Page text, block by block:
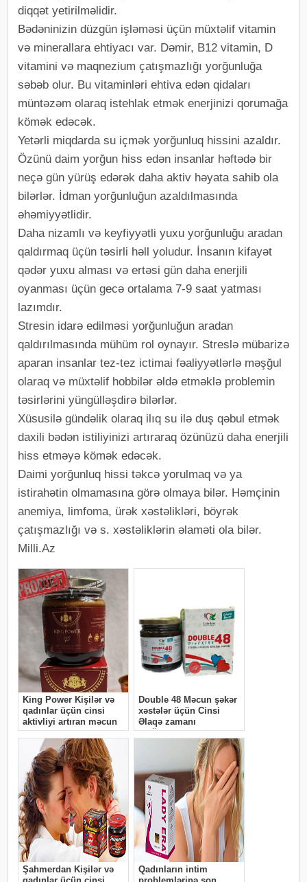
diqqət yetirilməlidir.
Bədəninizin düzgün işləməsi üçün müxtəlif vitamin
və minerallara ehtiyacı var. Dəmir, B12 vitamin, D
vitamini və maqnezium çatışmazlığı yorğunluğa
səbəb olur. Bu vitaminləri ehtiva edən qidaları
müntəzəm olaraq istehlak etmək enerjinizi qorumağa
kömək edəcək.
Yetərli miqdarda su içmək yorğunluq hissini azaldır.
Özünü daim yorğun hiss edən insanlar həftədə bir
neçə gün yürüş edərək daha aktiv həyata sahib ola
bilərlər. İdman yorğunluğun azaldılmasında
əhəmiyyətlidir.
Daha nizamlı və keyfiyyətli yuxu yorğunluğu aradan
qaldırmaq üçün təsirli həll yoludur. İnsanın kifayət
qədər yuxu alması və ertəsi gün daha enerjili
oyanması üçün gecə ortalama 7-9 saat yatması
lazımdır.
Stresin idarə edilməsi yorğunluğun aradan
qaldırılmasında mühüm rol oynayır. Streslə mübarizə
aparan insanlar tez-tez ictimai fəaliyyətlərlə məşğul
olaraq və müxtəlif hobbilər əldə etməklə problemin
təsirlərini yüngülləşdirə bilərlər.
Xüsusilə gündəlik olaraq ilıq su ilə duş qəbul etmək
daxili bədən istiliyinizi artıraraq özünüzü daha enerjili
hiss etməyə kömək edəcək.
Daimi yorğunluq hissi təkcə yorulmaq və ya
istirahətin olmamasına görə olmaya bilər. Həmçinin
anemiya, limfoma, ürək xəstəlikləri, böyrək
çatışmazlığı və s. xəstəliklərin əlaməti ola bilər.
Milli.Az